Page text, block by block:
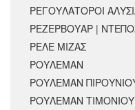
ΡΕΓΟΥΛΑΤΟΡΟΙ
ΡΕΖΕΡΒΟΥΑΡ |
ΡΕΛΕ ΜΙΖΑΣ
ΡΟΥΛΕΜΑΝ
ΡΟΥΛΕΜΑΝ
ΡΟΥΛΕΜΑΝ ΤΙΜΟΝΙΟΥ